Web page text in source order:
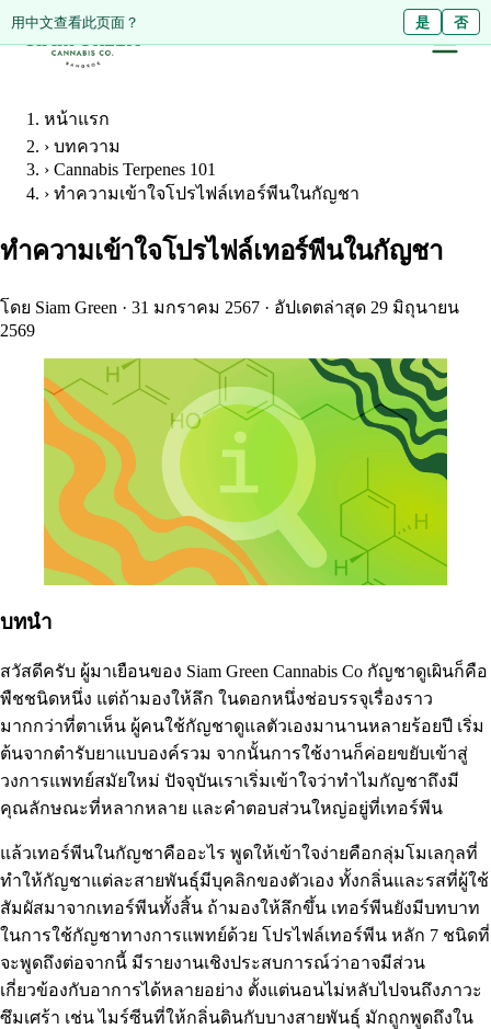
Diese Seite auf Deutsch ansehen? Nein
用中文查看此页面？ 是 否
หน้าแรก
› บทความ
› Cannabis Terpenes 101
› ทำความเข้าใจโปรไฟล์เทอร์พีนในกัญชา
ทำความเข้าใจโปรไฟล์เทอร์พีนในกัญชา
โดย Siam Green · 31 มกราคม 2567 · อัปเดตล่าสุด 29 มิถุนายน
2569
บทนำ
สวัสดีครับ ผู้มาเยือนของ Siam Green Cannabis Co กัญชาดูเผินก็คือ
พืชชนิดหนึ่ง แต่ถ้ามองให้ลึก ในดอกหนึ่งช่อบรรจุเรื่องราว
มากกว่าที่ตาเห็น ผู้คนใช้กัญชาดูแลตัวเองมานานหลายร้อยปี เริ่ม
ต้นจากตำรับยาแบบองค์รวม จากนั้นการใช้งานก็ค่อยขยับเข้าสู่
วงการแพทย์สมัยใหม่ ปัจจุบันเราเริ่มเข้าใจว่าทำไมกัญชาถึงมี
คุณลักษณะที่หลากหลาย และคำตอบส่วนใหญ่อยู่ที่เทอร์พีน
แล้วเทอร์พีนในกัญชาคืออะไร พูดให้เข้าใจง่ายคือกลุ่มโมเลกุลที่
ทำให้กัญชาแต่ละสายพันธุ์มีบุคลิกของตัวเอง ทั้งกลิ่นและรสที่ผู้ใช้
สัมผัสมาจากเทอร์พีนทั้งสิ้น ถ้ามองให้ลึกขึ้น เทอร์พีนยังมีบทบาท
ในการใช้กัญชาทางการแพทย์ด้วย โปรไฟล์เทอร์พีน หลัก 7 ชนิดที่
จะพูดถึงต่อจากนี้ มีรายงานเชิงประสบการณ์ว่าอาจมีส่วน
เกี่ยวข้องกับอาการได้หลายอย่าง ตั้งแต่นอนไม่หลับไปจนถึงภาวะ
ซึมเศร้า เช่น ไมร์ซีนที่ให้กลิ่นดินกับบางสายพันธุ์ มักถูกพูดถึงใน